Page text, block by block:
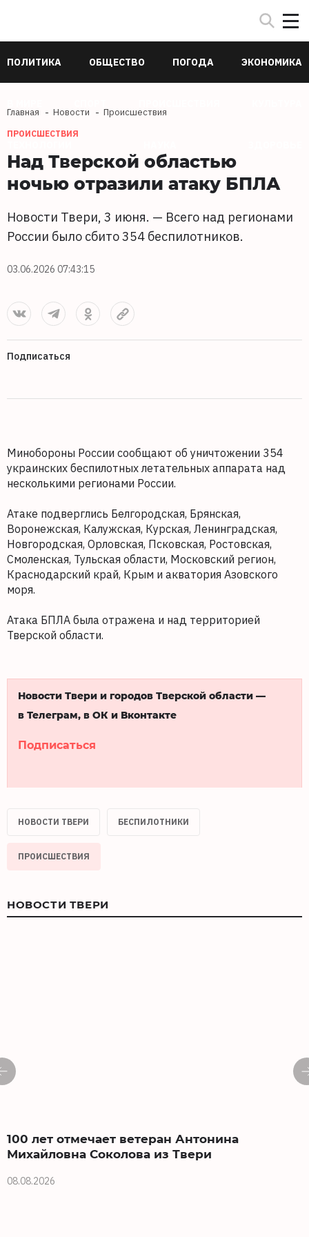
ПОЛИТИКА ОБЩЕСТВО ПОГОДА ЭКОНОМИКА
Главная Новости Происшествия
ПРОИСШЕСТВИЯ
Над Тверской областью
ночью отразили атаку БПЛА
Новости Твери, 3 июня. — Всего над регионами
России было сбито 354 беспилотников.
03.06.2026 07:43:15
Подписаться
Минобороны России сообщают об уничтожении 354
украинских беспилотных летательных аппарата над
несколькими регионами России.
Атаке подверглись Белгородская, Брянская,
Воронежская, Калужская, Курская, Ленинградская,
Новгородская, Орловская, Псковская, Ростовская,
Смоленская, Тульская области, Московский регион,
Краснодарский край, Крым и акватория Азовского
моря.
Атака БПЛА была отражена и над территорией
Тверской области.
Новости Твери и городов Тверской области —
в Телеграм, в ОК и Вконтакте
Подписаться
НОВОСТИ ТВЕРИ БЕСПИЛОТНИКИ
ПРОИСШЕСТВИЯ
НОВОСТИ ТВЕРИ
100 лет отмечает ветеран Антонина
Михайловна Соколова из Твери
08.08.2026